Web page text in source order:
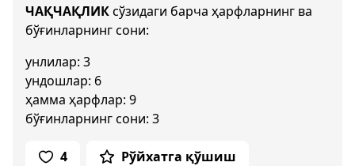
ЧАҚЧАҚЛИКсўзидаги барча ҳарфларнинг ва
бўғинларнинг сони:
унлилар: 3
ундошлар: 6
ҳамма ҳарфлар: 9
бўғинларнинг сони: 3
4 Рўйхатга қўшиш